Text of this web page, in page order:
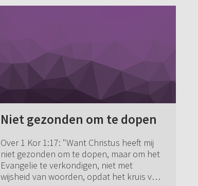
Niet gezonden om te dopen
Over 1 Kor 1:17: "Want Christus heeft mij
niet gezonden om te dopen, maar om het
Evangelie te verkondigen, niet met
wijsheid van woorden, opdat het kruis van